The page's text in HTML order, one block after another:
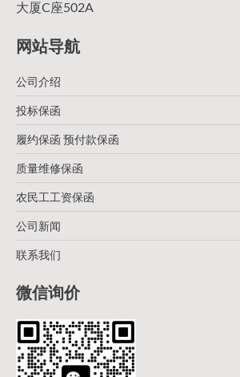
大厦C座502A
网站导航
公司介绍
投标保函
履约保函 预付款保函
质量维修保函
农民工工资保函
公司新闻
联系我们
微信询价